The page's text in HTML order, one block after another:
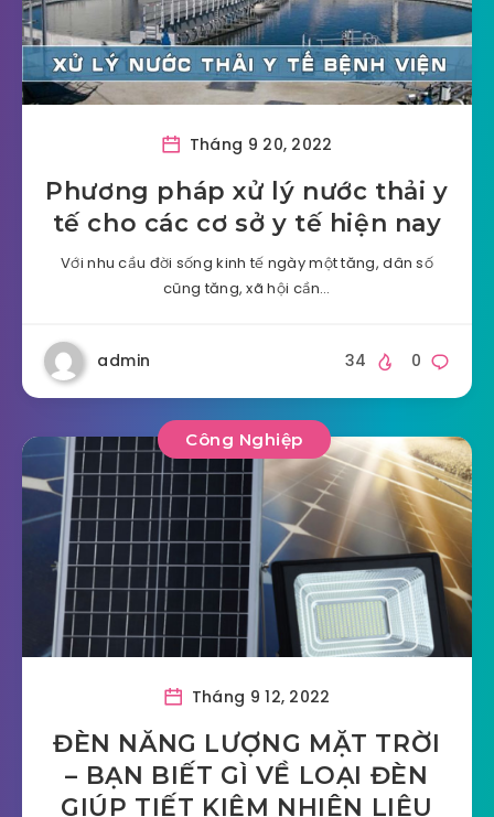
Tháng 9 20, 2022
Phương pháp xử lý nước thải y
tế cho các cơ sở y tế hiện nay
Với nhu cầu đời sống kinh tế ngày một tăng, dân số
cũng tăng, xã hội cần…
admin 0
34
Công Nghiệp
Tháng 9 12, 2022
ĐÈN NĂNG LƯỢNG MẶT TRỜI
– BẠN BIẾT GÌ VỀ LOẠI ĐÈN
GIÚP TIẾT KIỆM NHIÊN LIỆU